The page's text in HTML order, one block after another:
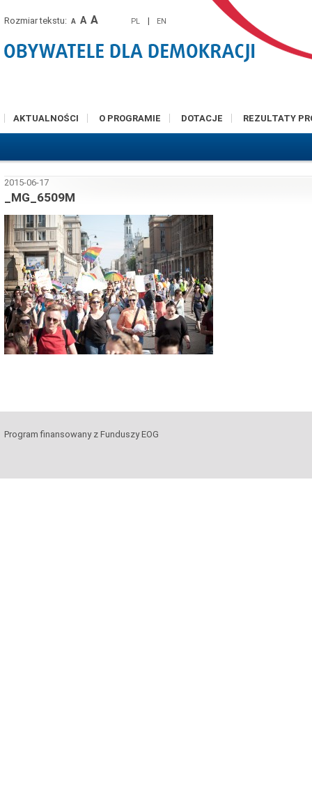
Rozmiar tekstu: A A A PL | EN
AKTUALNOŚCI O PROGRAMIE DOTACJE REZULTATY
2015-06-17
_MG_6509M
Program finansowany z Funduszy EOG